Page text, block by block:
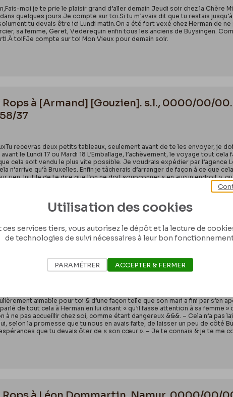
moi je te prie le plaisir grand d’aller demain Jeudi soir chez la Chère
quelques jours.Je compte sur toi.Si tu m’avais dit que tu restais
tu devais être ici Lundi matin.On a été fort vexé chez Herman de
sa femme, Geret, Vederequin enfin tous les anciens de Buysingen.
toiFJe compte sur toi Mon Vieux pour demain soir.
à [Armand] [Gouzien]. s.l., 0000/00/
37
recevras deux petits tableaux, seulement avant de te les envoyer, je
le Lundi 17 ou Mardi 18 L’Emballage, l’achèvement, le voyage tout
cela soit vendu le plus vite possible. Je voudrais expédier par l’agence
n’arrive qu’à Bruxelles. Enfin je tâcherais d’arranger de façon à ce que
rien. Inutile de te dire que l’on ne doit soupçonner « en aucun endroit »,
de tableaux en chambre auquel tu dois les remettre et que tu
à Armand [Gouzien]. s.l., 0000/00/00.
60
Mon Cher Armand : « sans exagération » : quelques jours avant ton départ
aimable pour toi & d’une façon telle que son mari a fini par s’en
de tout cela à Herman en lui disant « qu’il fasse attention à sa femme
à ne pas accueillir chez soi, comme étant dangereux &&&. – Cela n’a pas
selon la promesse que tu nous en avais faite, de laisser un peu de côté
que tu devais ôter de « son cœur ». – Je te connais & je te me
Utilisation des cookies
ces services tiers, vous autorisez le dépôt et la lecture de
de technologies de suivi nécessaires à leur bon
PARAMÉTRER ACCEPTER & FERMER